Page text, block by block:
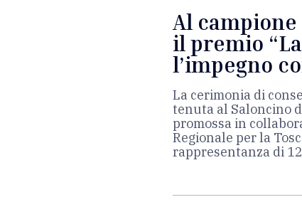
Al
il premio
l’impegno
La cerimonia di
tenuta al Saloncino
promossa in
Regionale per la
rappresentanza di